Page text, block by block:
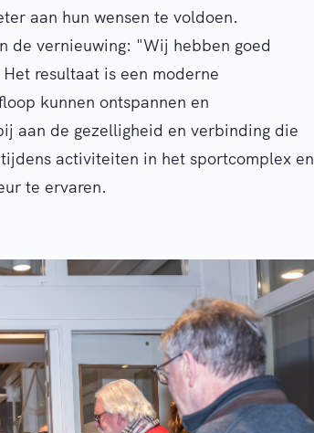
aan hun wensen te voldoen.
de vernieuwing: "Wij hebben goed
resultaat is een moderne
kunnen ontspannen en
aan de gezelligheid en verbinding die
activiteiten in het sportcomplex en
te ervaren.